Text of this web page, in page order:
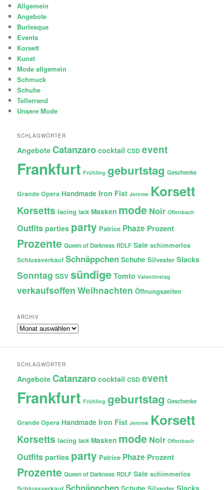
Allgemein
Angebote
Burlesque
Events
Korsett
Kunst
Mode allgemein
Schmuck
Schuhe
Tellerrand
Unsere Mode
SCHLAGWÖRTER
Angebote Catanzaro cocktail CSD event
Frankfurt Frühling geburtstag Geschenke
Grande Opera Handmade Iron Fist Jerome Korsett
Korsetts lacing lack Masken mode Noir Offenbach
Outfits parties party Patrice Phaze Prozent
Prozente Queen of Darkness RDLF Sale schimmerlos
Schlussverkauf Schnäppchen Schuhe Silvester Slacks
Sonntag SSV sündige Tomto Valentinstag
verkaufsoffen Weihnachten Öffnungszeiten
ARCHIV
Archiv
SCHLAGWÖRTER
Angebote Catanzaro cocktail CSD event
Frankfurt Frühling geburtstag Geschenke
Grande Opera Handmade Iron Fist Jerome Korsett
Korsetts lacing lack Masken mode Noir Offenbach
Outfits parties party Patrice Phaze Prozent
Prozente Queen of Darkness RDLF Sale schimmerlos
Schnäppchen Slacks